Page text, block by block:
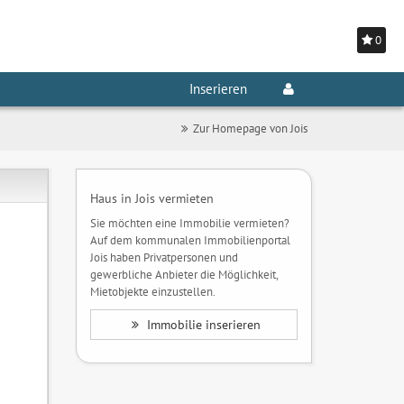
0
Inserieren
Zur Homepage von Jois
Haus in Jois vermieten
Sie möchten eine Immobilie vermieten?
Auf dem kommunalen Immobilienportal
Jois haben Privatpersonen und
gewerbliche Anbieter die Möglichkeit,
Mietobjekte einzustellen.
Immobilie inserieren